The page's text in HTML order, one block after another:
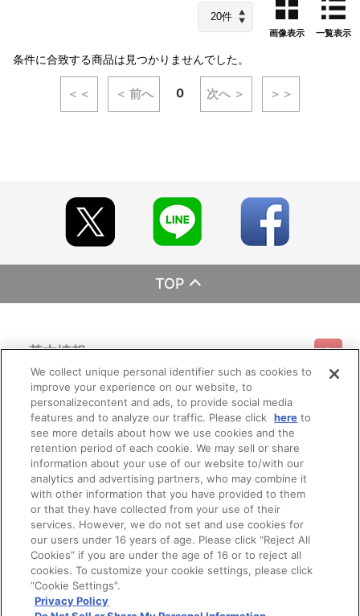
画像表示 一覧表示
条件に合致する商品は見つかりませんでした。
＜＜ ＜ 前へ 0 次へ ＞ ＞＞
TOP
基本情報
利用規約 特定商取引法に基づく表示 プライバシーポリシー
プライバシーオプション 会社概要
ご利用情報
ご利用ガイド サイトマップ お問い合わせ
Do Not Sell or Share My Personal Information
会員メニュー
ログイン 会員規約 新規会員登録
その他のご案内
公式X バンダイナムコフィルムワークス
We collect unique personal identifier such as cookies to
improve your experience on our website, to
personalizecontent and ads, to provide social media
features and to analyze our traffic. Please click here to
see more details about how we use cookies and the
retention period of each cookie. We may sell or share
information about your use of our website to/with our
analytics and advertising partners, who may combine it
with other information that you have provided to them
or that they have collected from your use of their
services. However, we do not set and use cookies for
our users under 16 years of age. Please click “Reject All
Cookies” if you are under the age of 16 or to reject all
cookies. To customize your cookie settings, please click
“Cookie Settings”.
Privacy Policy